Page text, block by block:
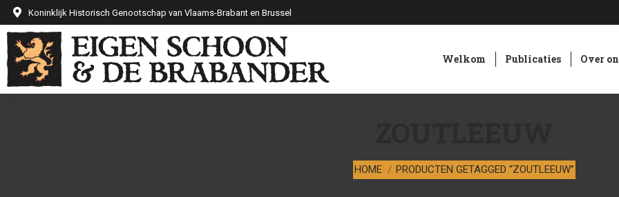
Koninklijk Historisch Genootschap van Vlaams-Brabant en Brussel
Welkom Publicaties Over
Je bent hier:
HOME PRODUCTEN GETAGGED “ZOUTLEEUW”